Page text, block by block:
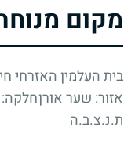
מקום
בית העלמין האזרחי
אזור: שער אורן
ת.נ.צ.ב.ה